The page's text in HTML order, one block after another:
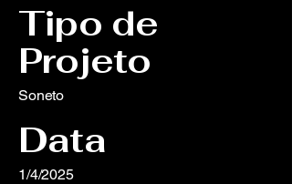
Tipo de
Projeto
Soneto
Data
1/4/2025